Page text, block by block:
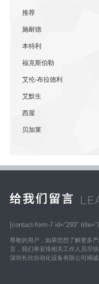
推荐
施耐德
本特利
福克斯伯勒
艾伦-布拉德利
艾默生
西屋
贝加莱
[contact-form-7 id=”293″ title=”
尊敬的用户，如果您想了解更多
言，我们将安排相关工作人员尽快
深圳长欣自动化设备有限公司竭诚